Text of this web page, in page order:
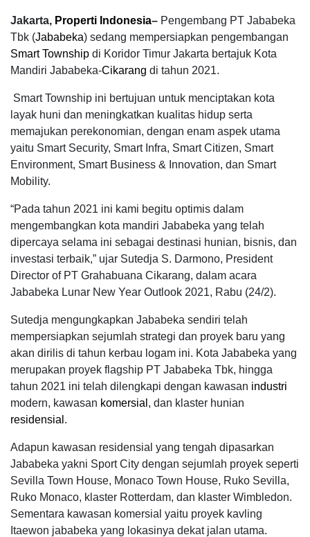
Jakarta, Properti Indonesia– Pengembang PT Jababeka
Tbk (Jababeka) sedang mempersiapkan pengembangan
Smart Township di Koridor Timur Jakarta bertajuk Kota
Mandiri Jababeka-Cikarang di tahun 2021.
Smart Township ini bertujuan untuk menciptakan kota
layak huni dan meningkatkan kualitas hidup serta
memajukan perekonomian, dengan enam aspek utama
yaitu Smart Security, Smart Infra, Smart Citizen, Smart
Environment, Smart Business & Innovation, dan Smart
Mobility.
“Pada tahun 2021 ini kami begitu optimis dalam
mengembangkan kota mandiri Jababeka yang telah
dipercaya selama ini sebagai destinasi hunian, bisnis, dan
investasi terbaik,” ujar Sutedja S. Darmono, President
Director of PT Grahabuana Cikarang, dalam acara
Jababeka Lunar New Year Outlook 2021, Rabu (24/2).
Sutedja mengungkapkan Jababeka sendiri telah
mempersiapkan sejumlah strategi dan proyek baru yang
akan dirilis di tahun kerbau logam ini. Kota Jababeka yang
merupakan proyek flagship PT Jababeka Tbk, hingga
tahun 2021 ini telah dilengkapi dengan kawasan industri
modern, kawasan komersial , dan klaster hunian
residensial .
Adapun kawasan residensial yang tengah dipasarkan
Jababeka yakni Sport City dengan sejumlah proyek seperti
Sevilla Town House, Monaco Town House, Ruko Sevilla,
Ruko Monaco, klaster Rotterdam, dan klaster Wimbledon.
Sementara kawasan komersial yaitu proyek kavling
Itaewon jababeka yang lokasinya dekat jalan utama.